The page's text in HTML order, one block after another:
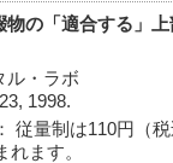
物の「適合する」
ル・ラボ
1998.
従量制は110円（
ます。